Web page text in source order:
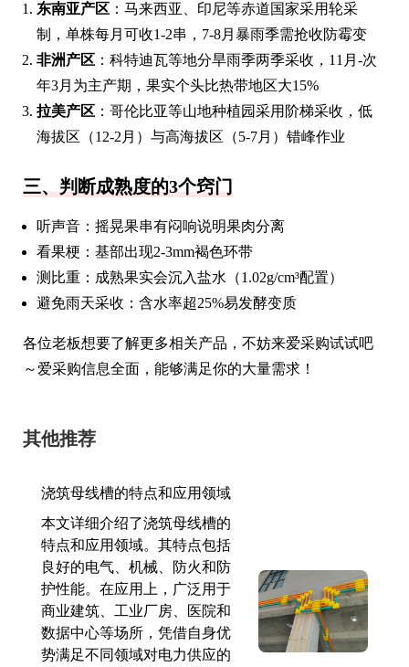
东南亚产区 ：马来西亚、印尼等赤道国家采用轮采
制，单株每月可收1-2串，7-8月暴雨季需抢收防霉变
非洲产区 ：科特迪瓦等地分旱雨季两季采收，11月-次
年3月为主产期，果实个头比热带地区大15%
拉美产区 ：哥伦比亚等山地种植园采用阶梯采收，低
海拔区（12-2月）与高海拔区（5-7月）错峰作业
三、判断成熟度的3个窍门
听声音：摇晃果串有闷响说明果肉分离
看果梗：基部出现2-3mm褐色环带
测比重：成熟果实会沉入盐水（1.02g/cm³配置）
避免雨天采收：含水率超25%易发酵变质
各位老板想要了解更多相关产品，不妨来爱采购试试吧
～爱采购信息全面，能够满足你的大量需求！
其他推荐
浇筑母线槽的特点和应用领域
本文详细介绍了浇筑母线槽的
特点和应用领域。其特点包括
良好的电气、机械、防火和防
护性能。在应用上，广泛用于
商业建筑、工业厂房、医院和
数据中心等场所，凭借自身优
势满足不同领域对电力供应的